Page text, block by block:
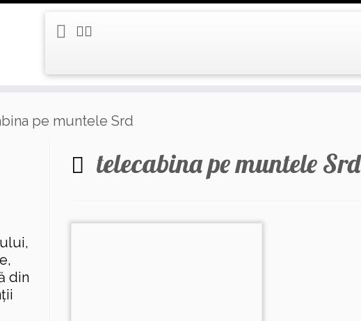
pe muntele Srd
din
telecabina pe muntele Srd